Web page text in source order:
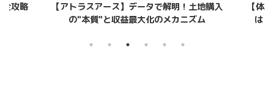
攻略
【アトラスアース】データで解明！土地購入
の"本質"と収益最大化のメカニズム
【体
は